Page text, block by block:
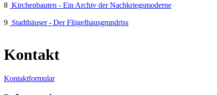
8 Kirchenbauten - Ein Archiv der Nachkriegsmoderne
9 Stadthäuser - Der Flügelhausgrundriss
Kontakt
Kontaktformular